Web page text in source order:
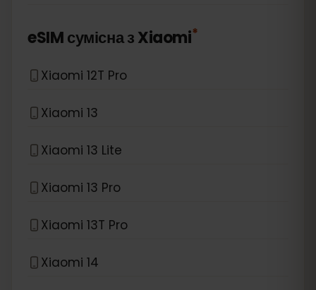
eSIM сумісна зXiaomi*
Xiaomi 12T Pro
Xiaomi 13
Xiaomi 13 Lite
Xiaomi 13 Pro
Xiaomi 13T Pro
Xiaomi 14